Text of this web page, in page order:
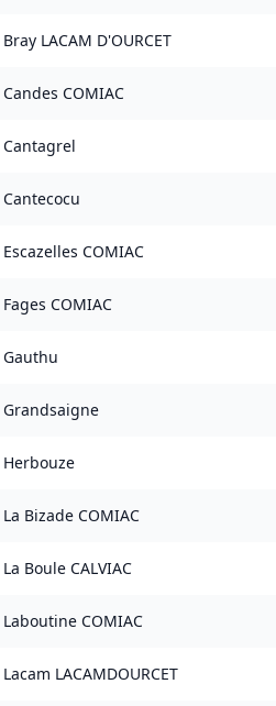
Bray LACAM D'OURCET
Candes COMIAC
Cantagrel
Cantecocu
Escazelles COMIAC
Fages COMIAC
Gauthu
Grandsaigne
Herbouze
La Bizade COMIAC
La Boule CALVIAC
Laboutine COMIAC
Lacam LACAMDOURCET